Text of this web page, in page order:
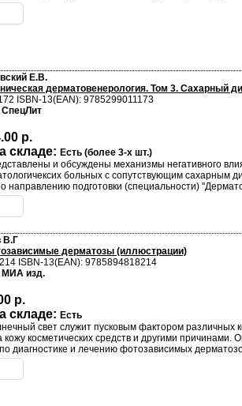
Е.В.
дерматовенерология. Том 3. Сахарный
ISBN-13(EAN): 9785299011173
СпецЛит
р.
складе: Есть (более 3-х шт.)
и обсуждены механизмы негативного
больных с сопутствующим сахарным
направлению подготовки (специальности)
В.Г
дерматозы (иллюстрации)
ISBN-13(EAN): 9785894818214
МИА изд.
р.
складе: Есть
свет служит пусковым фактором
кожу косметических средств и другими
диагностике и лечению фотозависимых